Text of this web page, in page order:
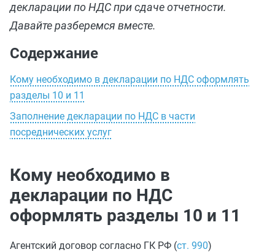
декларации по НДС при сдаче отчетности.
Давайте разберемся вместе.
Содержание
Кому необходимо в декларации по НДС оформлять
разделы 10 и 11
Заполнение декларации по НДС в части
посреднических услуг
Кому необходимо в
декларации по НДС
оформлять разделы 10 и 11
Агентский договор согласно ГК РФ (ст. 990)